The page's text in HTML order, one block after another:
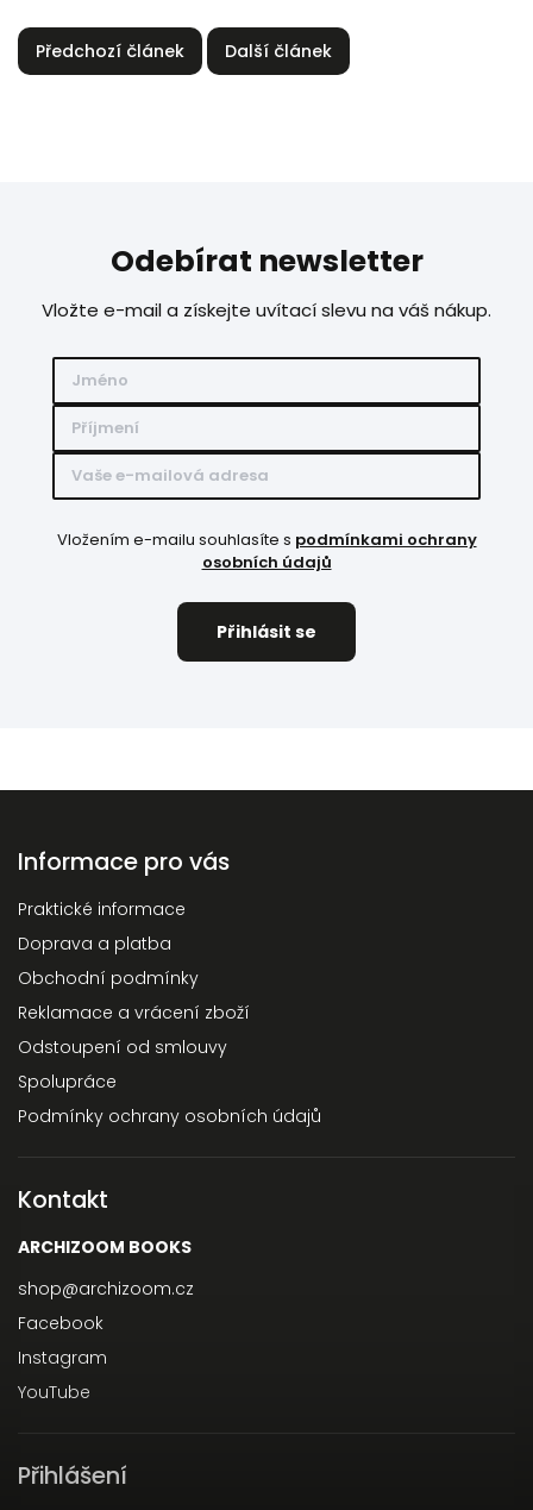
Předchozí článek Další článek
Odebírat newsletter
Vložte e-mail a získejte uvítací slevu na váš nákup.
Vložením e-mailu souhlasíte s podmínkami ochrany
osobních údajů
Informace pro vás
Praktické informace
Doprava a platba
Obchodní podmínky
Reklamace a vrácení zboží
Odstoupení od smlouvy
Spolupráce
Podmínky ochrany osobních údajů
Kontakt
ARCHIZOOM BOOKS
shop@archizoom.cz
Facebook
Instagram
YouTube
Přihlášení